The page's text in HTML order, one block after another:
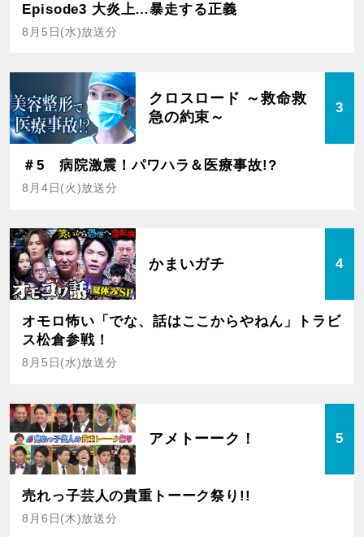
Episode3 大炎上…暴走する正義
8月5日(水)放送分
クロスロード ～救命救
急の約束～
3
＃5 病院激震！パワハラ＆医療事故!?
8月4日(火)放送分
かまいガチ 4
オモロ怖い「でな、話はここからやねん」トラビ
ス松倉参戦！
8月5日(水)放送分
アメトーーク！ 5
売れっ子芸人の貴重トーーク祭り!!
8月6日(木)放送分